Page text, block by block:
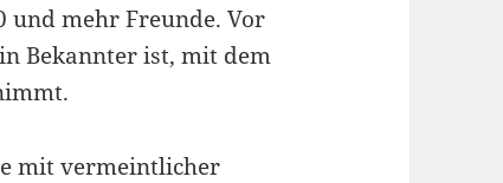
und mehr Freunde. Vor
Bekannter ist, mit dem
mit vermeintlicher